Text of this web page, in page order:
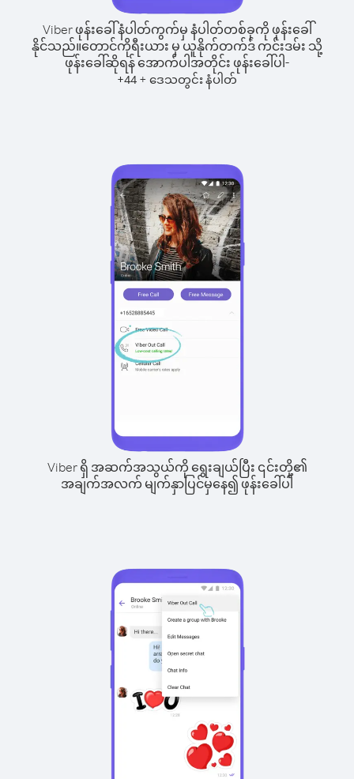
Viber ဖုန်းခေါ်နံပါတ်ကွက်မှ နံပါတ်တစ်ခုကို ဖုန်းခေါ်
နိုင်သည်။တောင်ကိုရီးယား မှ ယူနိုက်တက်ဒ် ကင်းဒမ်း သို့
ဖုန်းခေါ်ဆိုရန် အောက်ပါအတိုင်း ဖုန်းခေါ်ပါ-
+44 + ဒေသတွင်း နံပါတ်
Viber ရှိ အဆက်အသွယ်ကို ရွေးချယ်ပြီး ၎င်းတို့၏
အချက်အလက် မျက်နှာပြင်မှနေ၍ ဖုန်းခေါ်ပါ